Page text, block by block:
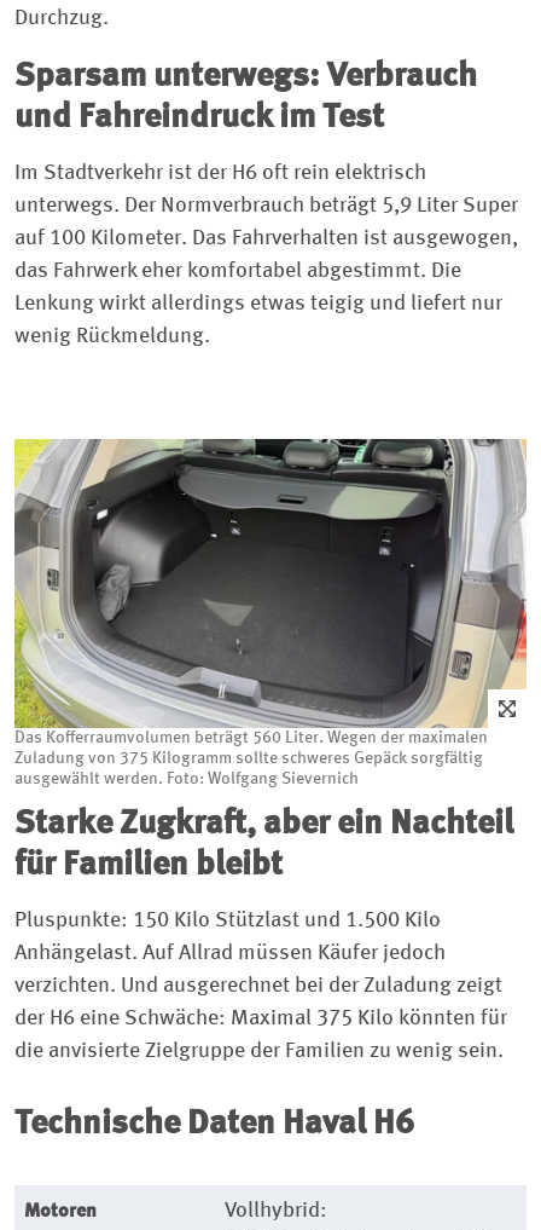
Durchzug.
Sparsam unterwegs: Verbrauch
und Fahreindruck im Test
Im Stadtverkehr ist der H6 oft rein elektrisch
unterwegs. Der Normverbrauch beträgt 5,9 Liter Super
auf 100 Kilometer. Das Fahrverhalten ist ausgewogen,
das Fahrwerk eher komfortabel abgestimmt. Die
Lenkung wirkt allerdings etwas teigig und liefert nur
wenig Rückmeldung.
Das Kofferraumvolumen beträgt 560 Liter. Wegen der maximalen
Zuladung von 375 Kilogramm sollte schweres Gepäck sorgfältig
ausgewählt werden. Foto: Wolfgang Sievernich
Starke Zugkraft, aber ein Nachteil
für Familien bleibt
Pluspunkte: 150 Kilo Stützlast und 1.500 Kilo
Anhängelast. Auf Allrad müssen Käufer jedoch
verzichten. Und ausgerechnet bei der Zuladung zeigt
der H6 eine Schwäche: Maximal 375 Kilo könnten für
die anvisierte Zielgruppe der Familien zu wenig sein.
Technische Daten Haval H6
Motoren
Vollhybrid: